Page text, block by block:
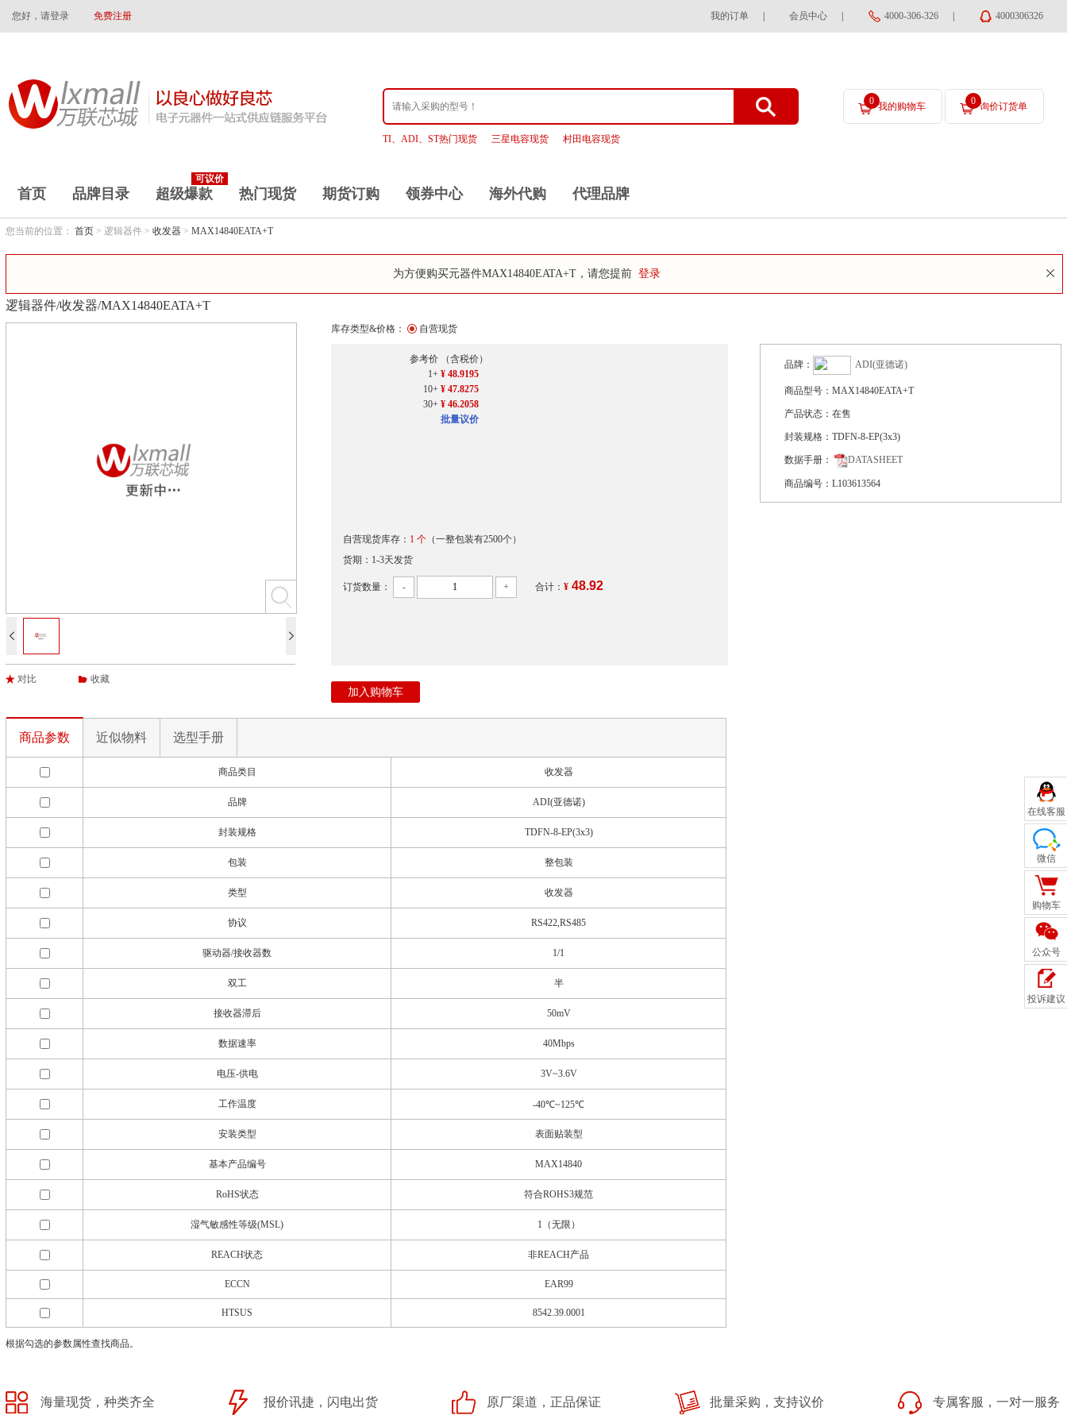
您好，请登录 免费注册 我的订单 会员中心 4000-306-326 4000306326
TI、ADI、ST热门现货 三星电容现货 村田电容现货
0 我的购物车 0 询价订货单
首页 品牌目录
可议价
超级爆款 热门现货 期货订购 领券中心 海外代购 代理品牌
您当前的位置： 首页 > 逻辑器件 > 收发器 > MAX14840EATA+T
为方便购买元器件MAX14840EATA+T，请您提前 登录
逻辑器件/收发器/MAX14840EATA+T
 
对比 收藏
库存类型&价格： 自营现货
参考价
（含税价）
1+ ¥ 48.9195
10+ ¥ 47.8275
30+ ¥ 46.2058
批量议价
自营现货库存： 1 个 （一整包装有2500个）
货期：1-3天发货
订货数量： - + 合计： ¥ 48.92
加入购物车
品牌： ADI(亚德诺)
商品型号： MAX14840EATA+T
产品状态： 在售
封装规格： TDFN-8-EP(3x3)
数据手册： DATASHEET
商品编号： L103613564
商品参数 近似物料 选型手册
商品类目 收发器
品牌 ADI(亚德诺)
封装规格 TDFN-8-EP(3x3)
包装 整包装
类型 收发器
协议 RS422,RS485
驱动器/接收器数 1/1
双工 半
接收器滞后 50mV
数据速率 40Mbps
电压-供电 3V~3.6V
工作温度 -40℃~125℃
安装类型 表面贴装型
基本产品编号 MAX14840
RoHS状态 符合ROHS3规范
湿气敏感性等级(MSL) 1（无限）
REACH状态 非REACH产品
ECCN EAR99
HTSUS 8542.39.0001
根据勾选的参数属性查找商品。
海量现货，种类齐全 报价讯捷，闪电出货 原厂渠道，正品保证 批量采购，支持议价 专属客服，一对一服务
在线客服
微信
购物车
公众号
投诉建议